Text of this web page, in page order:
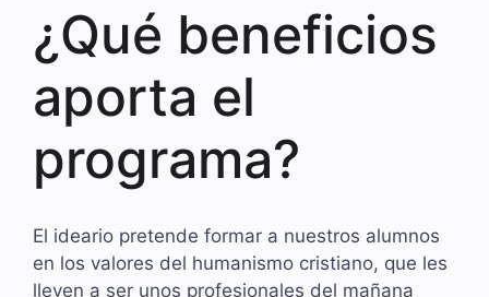
¿Qué beneficios
aporta el
programa?
El ideario pretende formar a nuestros alumnos
en los valores del humanismo cristiano, que les
lleven a ser unos profesionales del mañana